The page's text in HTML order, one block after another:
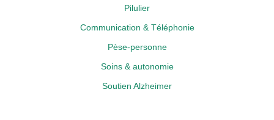
Pilulier
Communication & Téléphonie
Pèse-personne
Soins & autonomie
Soutien Alzheimer